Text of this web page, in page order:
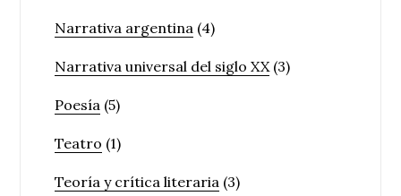
Narrativa argentina (4)
Narrativa universal del siglo XX(3)
Poesía (5)
Teatro (1)
Teoría y crítica literaria (3)